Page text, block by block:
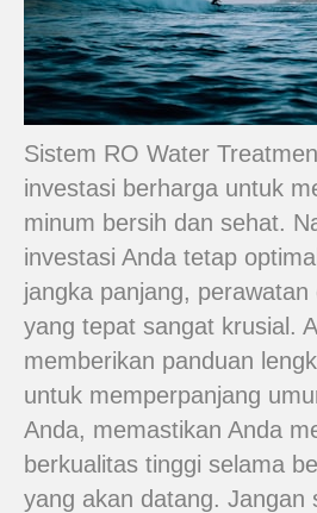
Sistem RO Water
investasi berharga untuk
minum bersih dan sehat.
investasi Anda tetap
jangka panjang,
yang tepat sangat krusial.
memberikan panduan
untuk memperpanjang
Anda, memastikan Anda
berkualitas tinggi selama
yang akan datang. Jangan